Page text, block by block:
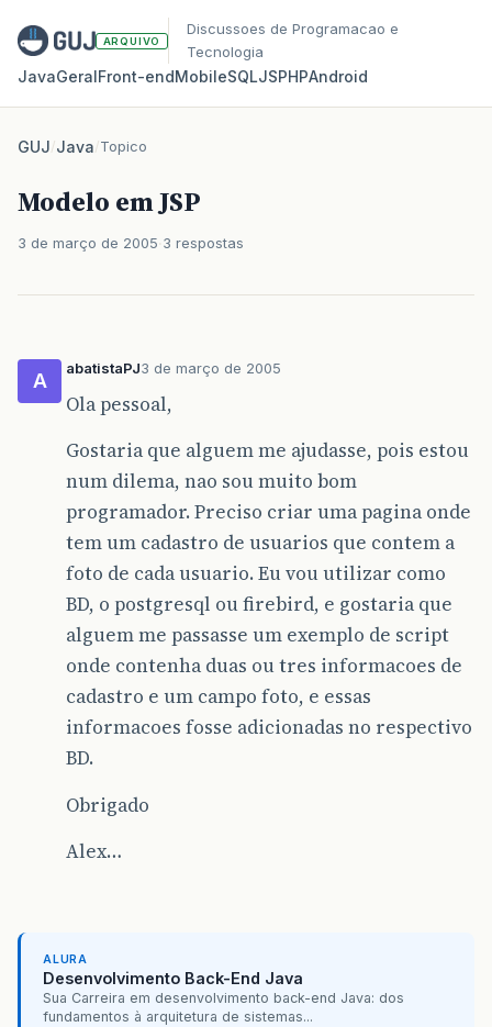
ARQUIVO
Discussoes de Programacao e
Tecnologia
JavaGeralFront‑endMobileSQLJSPHPAndroid
GUJ/Java/Topico
Modelo em JSP
3 de março de 2005 3 respostas
A
abatistaPJ3 de março de 2005
Ola pessoal,
Gostaria que alguem me ajudasse, pois estou
num dilema, nao sou muito bom
programador. Preciso criar uma pagina onde
tem um cadastro de usuarios que contem a
foto de cada usuario. Eu vou utilizar como
BD, o postgresql ou firebird, e gostaria que
alguem me passasse um exemplo de script
onde contenha duas ou tres informacoes de
cadastro e um campo foto, e essas
informacoes fosse adicionadas no respectivo
BD.
Obrigado
Alex…
ALURA
Desenvolvimento Back-End Java
Sua Carreira em desenvolvimento back-end Java: dos
fundamentos à arquitetura de sistemas...